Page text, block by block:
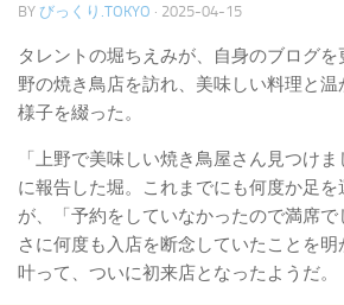
BY びっくり.TOKYO · 2025-04-15
タレントの堀ちえみが、自身のブログ
野の焼き鳥店を訪れ、美味しい料理と
様子を綴った。
「上野で美味しい焼き鳥屋さん見つけ
に報告した堀。これまでにも何度か足を
が、「予約をしていなかったので満席
さに何度も入店を断念していたことを
叶って、ついに初来店となったようだ。